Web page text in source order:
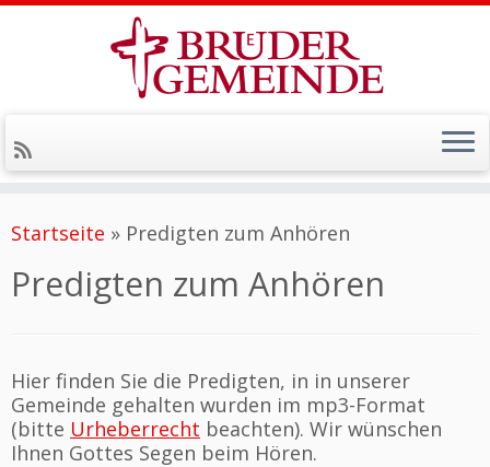
Inhalt
Startseite » Predigten zum Anhören
Predigten zum Anhören
Hier finden Sie die Predigten, in in unserer
Gemeinde gehalten wurden im mp3-Format
(bitte Urheberrecht beachten). Wir wünschen
Ihnen Gottes Segen beim Hören.